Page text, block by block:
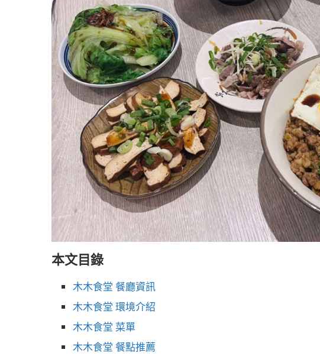
本文目錄
木木食堂 餐廳資訊
木木食堂 環境介紹
木木食堂 菜單
木木食堂 餐點推薦